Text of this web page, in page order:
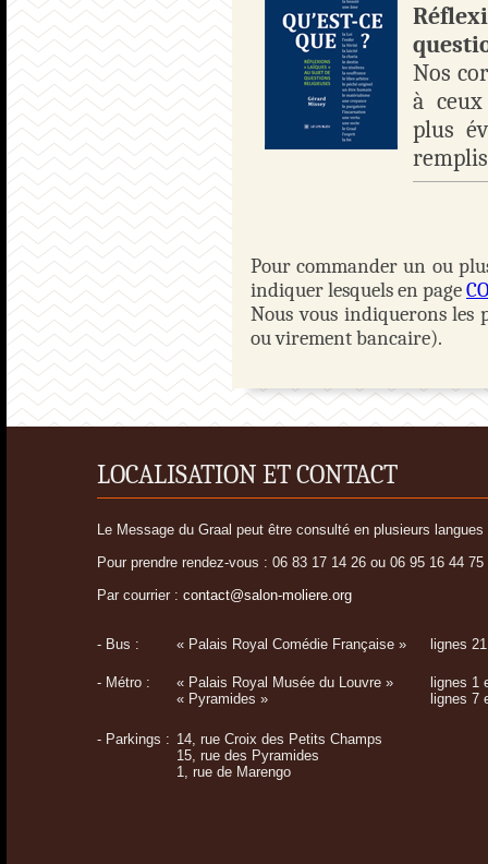
Nos
à
plus
Pour commander un ou
indiquer lesquels en page
Nous vous indiquerons les
ou virement bancaire).
LOCALISATION ET CONTACT
Le Message du Graal peut être consulté en plusieurs
Pour prendre rendez-vous : 06 83 17 14 26 ou 06 95 16 44
Par courrier : contact@salon-moliere.org
- Bus : « Palais Royal Comédie Française » lignes
- Métro :
« Palais Royal Musée du Louvre »
« Pyramides »
lignes 1
lignes 7
- Parkings : 14, rue Croix des Petits Champs
15, rue des Pyramides
1, rue de Marengo